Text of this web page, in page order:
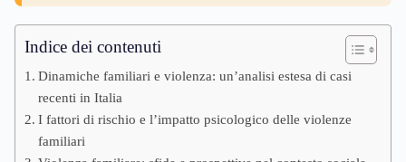
Indice dei contenuti
Dinamiche familiari e violenza: un’analisi estesa di casi
recenti in Italia
I fattori di rischio e l’impatto psicologico delle violenze
familiari